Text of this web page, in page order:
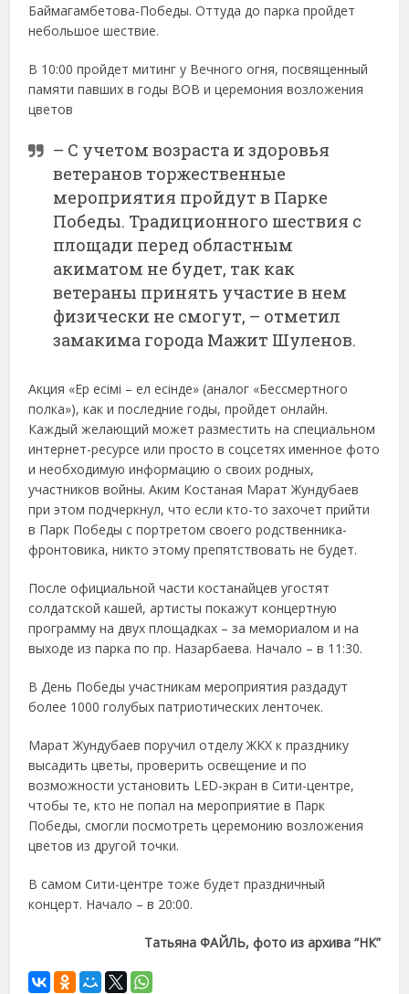
Баймагамбетова-Победы. Оттуда до парка пройдет
небольшое шествие.
В 10:00 пройдет митинг у Вечного огня, посвященный
памяти павших в годы ВОВ и церемония возложения
цветов
– С учетом возраста и здоровья
ветеранов торжественные
мероприятия пройдут в Парке
Победы. Традиционного шествия с
площади перед областным
акиматом не будет, так как
ветераны принять участие в нем
физически не смогут, – отметил
замакима города Мажит Шуленов.
Акция «Ер есімі – ел есінде» (аналог «Бессмертного
полка»), как и последние годы, пройдет онлайн.
Каждый желающий может разместить на специальном
интернет-ресурсе или просто в соцсетях именное фото
и необходимую информацию о своих родных,
участников войны. Аким Костаная Марат Жундубаев
при этом подчеркнул, что если кто-то захочет прийти
в Парк Победы с портретом своего родственника-
фронтовика, никто этому препятствовать не будет.
После официальной части костанайцев угостят
солдатской кашей, артисты покажут концертную
программу на двух площадках – за мемориалом и на
выходе из парка по пр. Назарбаева. Начало – в 11:30.
В День Победы участникам мероприятия раздадут
более 1000 голубых патриотических ленточек.
Марат Жундубаев поручил отделу ЖКХ к празднику
высадить цветы, проверить освещение и по
возможности установить LED-экран в Сити-центре,
чтобы те, кто не попал на мероприятие в Парк
Победы, смогли посмотреть церемонию возложения
цветов из другой точки.
В самом Сити-центре тоже будет праздничный
концерт. Начало – в 20:00.
Татьяна ФАЙЛЬ, фото из архива “НК”